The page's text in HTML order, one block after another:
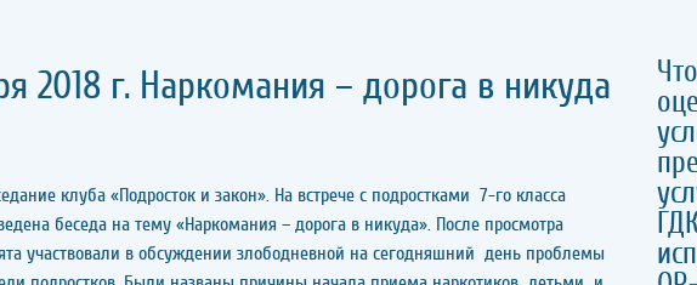
2018 г. Наркомания – дорога в никуда
клуба «Подросток и закон». На встрече с подростками 7-го класса
беседа на тему «Наркомания – дорога в никуда». После просмотра
участвовали в обсуждении злободневной на сегодняшний день проблемы